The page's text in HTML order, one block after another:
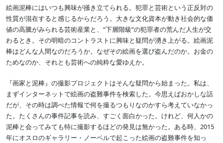
絵画泥棒にはいつも興味が掻き立てられる。犯罪と芸術という正反対の
性質が混在すると感じるからだろう。大きな文化資本が動き社会的な価
値の高騰がみられる芸術産業と、“下層階級”の犯罪者の荒んだ人生が交
わるとき。その明暗のコントラストに興味と疑問が湧き上がる。絵画泥
棒はどんな人間なのだろうか。なぜその絵画を選び盗んだのか。お金の
ためなのか、それとも芸術への純粋な愛ゆえか。
『画家と泥棒』の撮影プロジェクトはそんな疑問から始まった。私は、
まずインターネットで絵画の盗難事件を検索した。今思えばおかしな話
だが、その時は調べた情報で何を撮るつもりなのかすら考えていなかっ
た。たくさんの事件記事を読み、すごく面白かった。けれど、何人かの
泥棒と会ってみても特に撮影するほどの発見は無かった。ある時、2015
年にオスロのギャラリー・ノーベルで起こった絵画の盗難事件を知っ